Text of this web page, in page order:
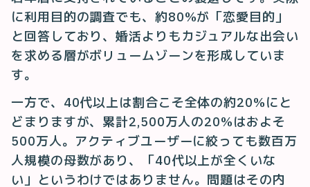
に利用目的の調査でも、約80%が「恋愛目的」
と回答しており、婚活よりもカジュアルな出会い
を求める層がボリュームゾーンを形成していま
す。
一方で、40代以上は割合こそ全体の約20%にと
どまりますが、累計2,500万人の20%はおよそ
500万人。アクティブユーザーに絞っても数百万
人規模の母数があり、「40代以上が全くいな
い」というわけではありません。問題はその内